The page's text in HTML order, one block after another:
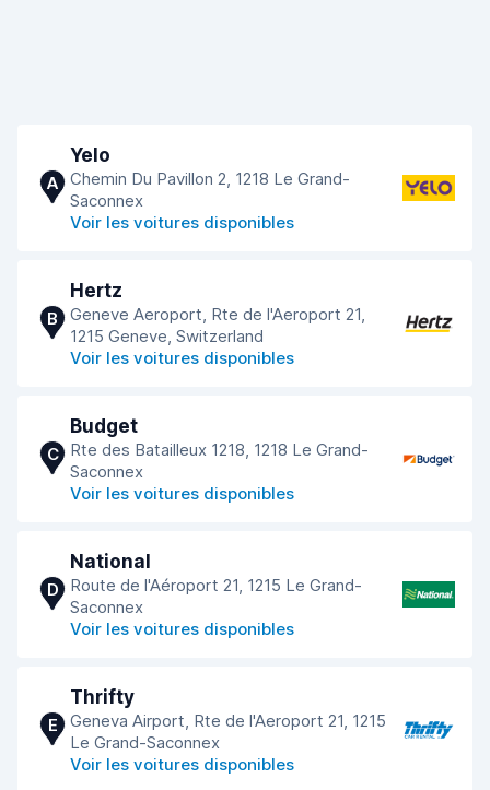
A
Yelo
Chemin Du Pavillon 2, 1218 Le Grand-
Saconnex
Voir les voitures disponibles
B
Hertz
Geneve Aeroport, Rte de l'Aeroport 21,
1215 Geneve, Switzerland
Voir les voitures disponibles
C
Budget
Rte des Batailleux 1218, 1218 Le Grand-
Saconnex
Voir les voitures disponibles
D
National
Route de l'Aéroport 21, 1215 Le Grand-
Saconnex
Voir les voitures disponibles
E
Thrifty
Geneva Airport, Rte de l'Aeroport 21, 1215
Le Grand-Saconnex
Voir les voitures disponibles